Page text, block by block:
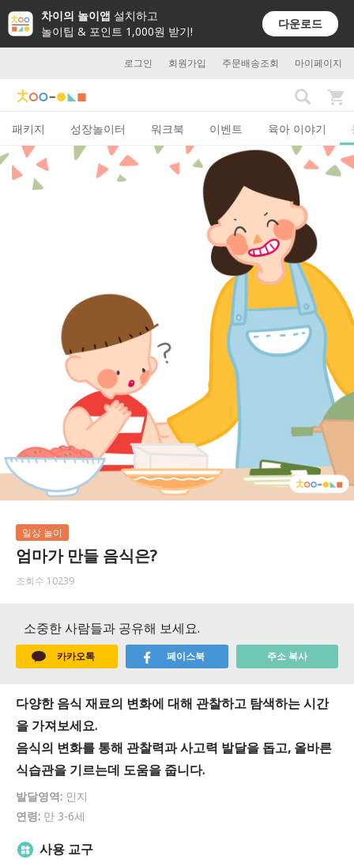
차이의 놀이앱 설치하고
놀이팁 & 포인트 1,000원 받기!
다운로드
로그인 회원가입 주문배송조회 마이페이지
패키지 성장놀이터 워크북 이벤트 육아 이야기
일상 놀이
엄마가 만들 음식은?
조회수 10239
소중한 사람들과 공유해 보세요.
카카오톡 페이스북 주소 복사
다양한 음식 재료의 변화에 대해 관찰하고 탐색하는 시간
을 가져보세요.
음식의 변화를 통해 관찰력과 사고력 발달을 돕고, 올바른
식습관을 기르는데 도움을 줍니다.
발달영역: 인지
연령: 만 3-6세
사용 교구